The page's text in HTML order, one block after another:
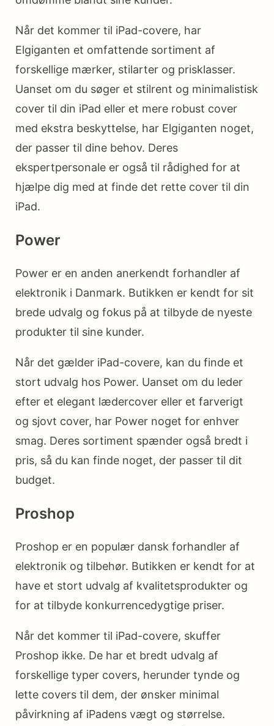
Når det kommer til iPad-covere, har
Elgiganten et omfattende sortiment af
forskellige mærker, stilarter og prisklasser.
Uanset om du søger et stilrent og minimalistisk
cover til din iPad eller et mere robust cover
med ekstra beskyttelse, har Elgiganten noget,
der passer til dine behov. Deres
ekspertpersonale er også til rådighed for at
hjælpe dig med at finde det rette cover til din
iPad.
Power
Power er en anden anerkendt forhandler af
elektronik i Danmark. Butikken er kendt for sit
brede udvalg og fokus på at tilbyde de nyeste
produkter til sine kunder.
Når det gælder iPad-covere, kan du finde et
stort udvalg hos Power. Uanset om du leder
efter et elegant lædercover eller et farverigt
og sjovt cover, har Power noget for enhver
smag. Deres sortiment spænder også bredt i
pris, så du kan finde noget, der passer til dit
budget.
Proshop
Proshop er en populær dansk forhandler af
elektronik og tilbehør. Butikken er kendt for at
have et stort udvalg af kvalitetsprodukter og
for at tilbyde konkurrencedygtige priser.
Når det kommer til iPad-covere, skuffer
Proshop ikke. De har et bredt udvalg af
forskellige typer covers, herunder tynde og
lette covers til dem, der ønsker minimal
påvirkning af iPadens vægt og størrelse.